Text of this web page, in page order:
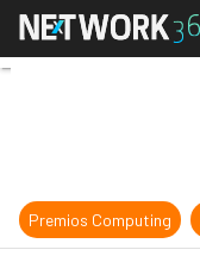
Premios Computing